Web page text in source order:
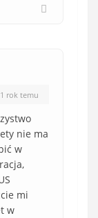
1 rok temu
nie ma
w
mi
w